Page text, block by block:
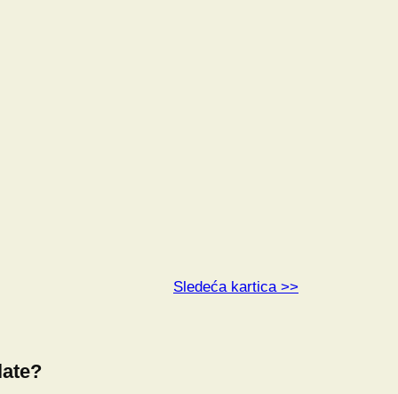
Sledeća kartica >>